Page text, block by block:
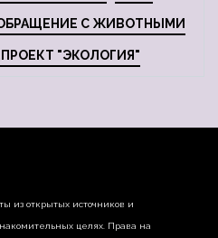
С ЖИВОТНЫМИ
"ЭКОЛОГИЯ"
из открытых источников и
целях. Права на